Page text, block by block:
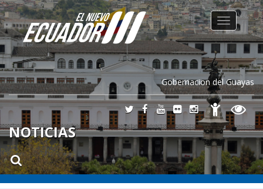
Gobernacion del Guayas
Toggle
navigation
NOTICIAS